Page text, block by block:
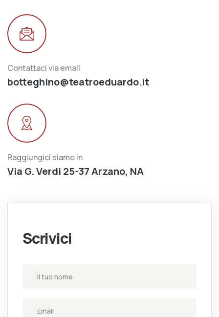
Contattaci via email
botteghino@teatroeduardo.it
Raggiungici siamo in
Via G. Verdi 25-37 Arzano, NA
Scrivici